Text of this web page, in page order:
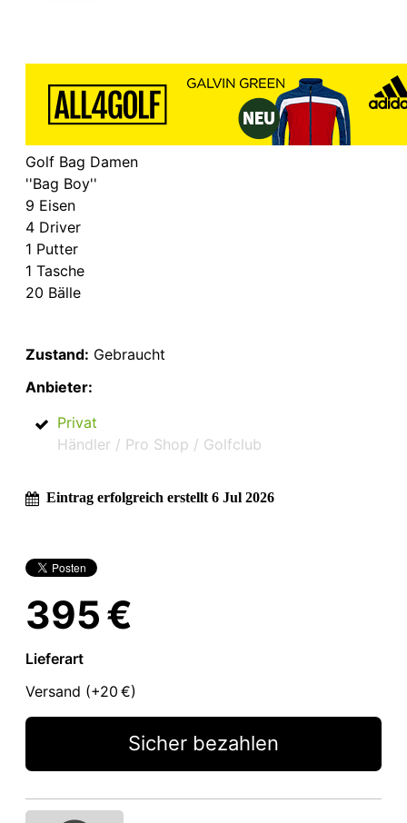
Golf Bag Damen
''Bag Boy''
9 Eisen
4 Driver
1 Putter
1 Tasche
20 Bälle
Zustand: Gebraucht
Anbieter:
Privat
Händler / Pro Shop / Golfclub
Eintrag erfolgreich erstellt 6 Jul 2026
395 €
Lieferart
Versand (+20 €)
Sicher bezahlen